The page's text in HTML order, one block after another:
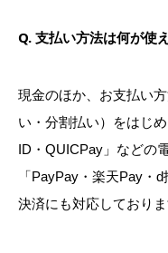
Q. 支払い方法は何が使
現金のほか、お支払い
い・分割払い）をはじ
ID・QUICPay」などの
「PayPay・楽天Pay・
決済にも対応しておりま